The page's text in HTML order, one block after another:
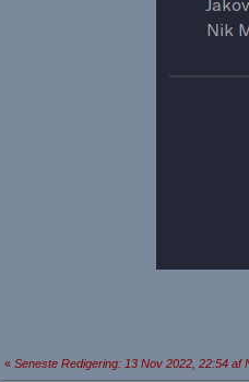
« Seneste Redigering: 13 Nov 2022, 22:54 af